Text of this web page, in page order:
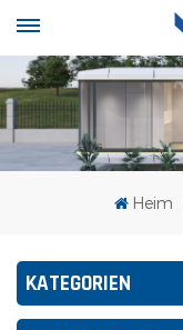
Heim
KATEGORIEN